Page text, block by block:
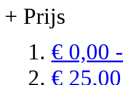
+ Prijs
€ 0,00 -
€ 25,00